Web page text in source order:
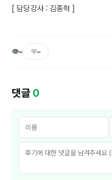
문서자료실
AI 웹앱
등급 · 포인트
문의
[ 담당강사 : 김종혁 ]
👁– ♥–
댓글 0